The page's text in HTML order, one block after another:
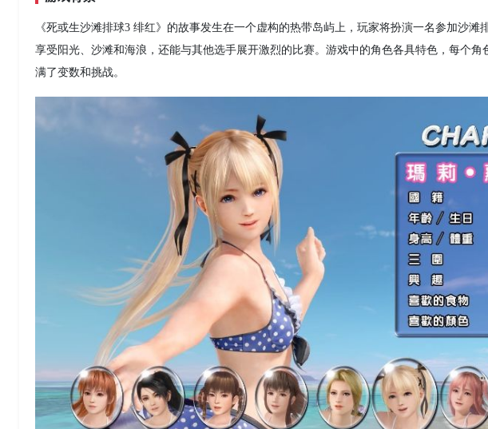
《死或生沙滩排球3 绯红》的故事发生在一个虚构的热带岛屿上，玩家将扮演一名参加沙
享受阳光、沙滩和海浪，还能与其他选手展开激烈的比赛。游戏中的角色各具特色，每个
满了变数和挑战。